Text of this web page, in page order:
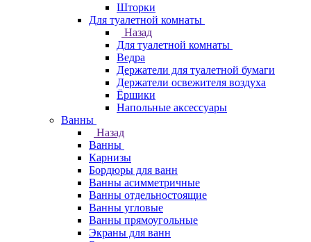
Шторки
Для туалетной комнаты
Назад
Для туалетной комнаты
Ведра
Держатели для туалетной бумаги
Держатели освежителя воздуха
Ёршики
Напольные аксессуары
Ванны
Назад
Ванны
Карнизы
Бордюры для ванн
Ванны асимметричные
Ванны отдельностоящие
Ванны угловые
Ванны прямоугольные
Экраны для ванн